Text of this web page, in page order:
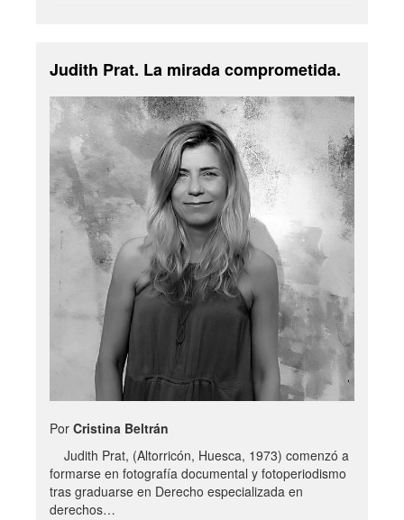
Judith Prat. La mirada comprometida.
Por Cristina Beltrán
Judith Prat, (Altorricón, Huesca, 1973) comenzó a
formarse en fotografía documental y fotoperiodismo
tras graduarse en Derecho especializada en
derechos…